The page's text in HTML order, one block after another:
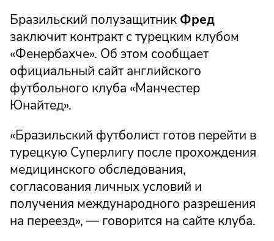
Бразильский полузащитник Фред
заключит контракт с турецким клубом
«Фенербахче». Об этом сообщает
официальный сайт английского
футбольного клуба «Манчестер
Юнайтед».
«Бразильский футболист готов перейти в
турецкую Суперлигу после прохождения
медицинского обследования,
согласования личных условий и
получения международного разрешения
на переезд», — говорится на сайте клуба.